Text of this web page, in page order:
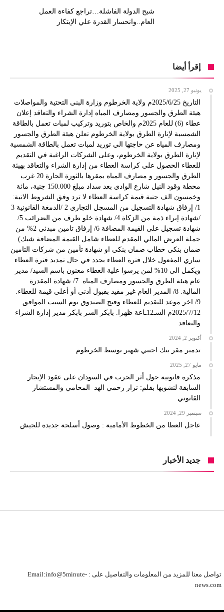
شبح الدولة الفاشلة…تراجع كفاءة العمل
العام..وانحسار القدرة علي الإبتكار
إقرأ أيضا
يونيو 27, 2025
التاريخ 2025/6/25م ولاية الخرطوم وزارة البنى التحتية والمواصلات
هيئة الطرق والجسور ومصارف المياه إدارة الشراء والتعاقد إعلان
عطاء (6) للعام 2025م والخاص بتوريد وتركيب لمبات تعمل بالطاقة
الشمسية لإنارة الطرق بولاية الخرطوم تعلن هيئة الطرق والجسور
ومصارف المياه عن حاجتها الي توريد لمبات تعمل بالطاقة الشمسية
لإنارة الطرق بولاية الخرطوم، وعلى الشركات الراغبة في التقديم
للعطاء الحصول على كراسة العطاء من إدارة الشراء والتعاقد بهيئة
الطرق والجسور و مصارف المياه بمقرها بالثورة الحارة 20 غرب
محطة وقود النيل شارع الوادي بعد سداد مبلغ 150.000 جنية، مائة
وخمسون الف جنية قيمة كراسة العطاء لا ترد وفق الشروط الاتية:
1/ إرفاق شهادة التسجيل من المسجل التجاري 2 /الدمغة القانونية 3
/شهادة إبراء ذمة من الزكاة 4/ شهادة خلو طرف من الضرائب 5/
شهادة تسجيل على القيمة المضافة 6/ إرفاق تامين مبدئي 2% من
جملة العرض المالي المقدم للعطاء شامل القيمة المضافة شيك)
ضمان بنكي خطاب ضمان بنكي او شهادة تأمين من شركات التامين
ساري المفعول خلال فترة العطاء يجدد في حال تمديد فترة العطاء
ويكمل الى 10% لمن يرسوا علية العطاء معنون باسم السيد/ مدير
عام هيئة الطرق والجسور ومصارف المياه. 7/ شهادة المقدرة
المالية. 8/ المدير العام غير مقيد بقبول أدني أو أعلى قيمة للعطاء.
9/ اخر موعد للتقديم للعطاء وفتح الصندوق يوم السبت الموافق
2025/7/12م السـ12ـاعة ظهرا. بابكر السر بابكر مدير إدارة الشراء
والتعاقد
أكتوبر 2, 2024
تدمير مقر بنك اجنبي شهير بوسط الخرطوم
مايو 27, 2025
مذكرة قانونية حول أثر الحرب في السودان على عقود الإيجار
السابقة لنشوبها بقلم: نزار رحمي الهد المحامي والمستشار
القانوني
سبتمبر 29, 2024
عاجل العطا من الخطوط الأمامية : وصول أسلحة جديدة للجيش
جديد الأخبار
تواصل معنا للمزيد من المعلومات والتفاصيل على : Email:info@5minute-
news.com